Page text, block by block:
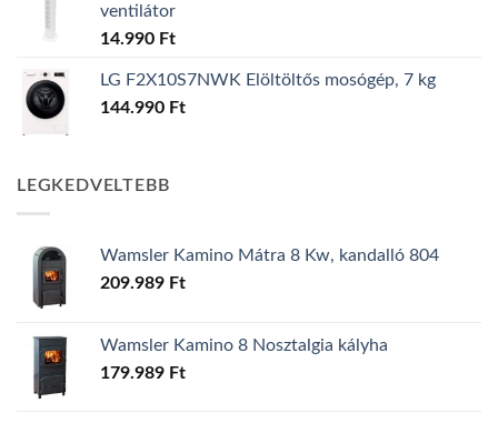
ventilátor
14.990 Ft
LG F2X10S7NWK Elöltöltős mosógép, 7 kg
144.990 Ft
LEGKEDVELTEBB
Wamsler Kamino Mátra 8 Kw, kandalló 804
209.989 Ft
Wamsler Kamino 8 Nosztalgia kályha
179.989 Ft